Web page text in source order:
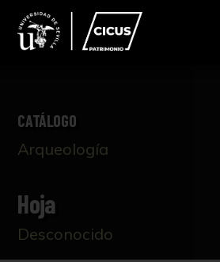
CATÁLOGO
Arqueología
Hoja
Desconocido